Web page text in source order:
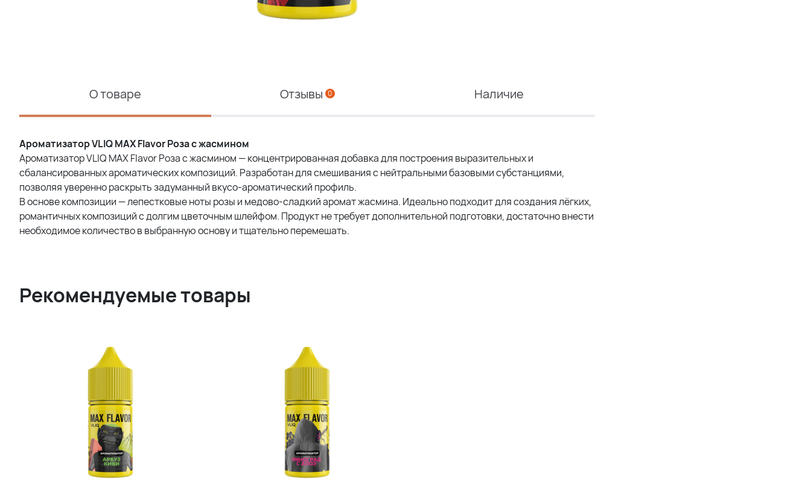
О товаре Отзывы 0 Наличие
Ароматизатор VLIQ MAX Flavor Роза с жасмином
Ароматизатор VLIQ MAX Flavor Роза с жасмином — концентрированная добавка для построения выразительных и
сбалансированных ароматических композиций. Разработан для смешивания с нейтральными базовыми субстанциями,
позволяя уверенно раскрыть задуманный вкусо-ароматический профиль.
В основе композиции — лепестковые ноты розы и медово-сладкий аромат жасмина. Идеально подходит для создания лёгких,
романтичных композиций с долгим цветочным шлейфом. Продукт не требует дополнительной подготовки, достаточно внести
необходимое количество в выбранную основу и тщательно перемешать.
Рекомендуемые товары